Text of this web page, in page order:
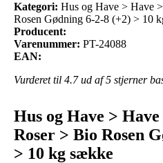
Kategori: Hus og Have > Have
Rosen Gødning 6-2-8 (+2) > 10
Producent:
Varenummer: PT-24088
EAN:
Vurderet til 4.7ud af 5 stjerner
Hus og Have >
Roser > Bio Rosen
> 10 kg sække